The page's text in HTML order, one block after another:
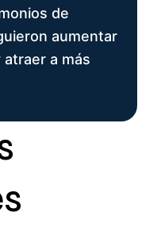
de
aumentar
atraer a más